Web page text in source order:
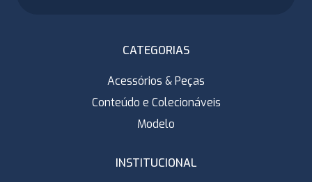
CATEGORIAS
Acessórios & Peças
Conteúdo e Colecionáveis
Modelo
INSTITUCIONAL